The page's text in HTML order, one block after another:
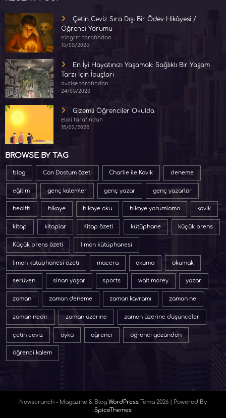
Çetin Ceviz Sıra Dışı Bir Ödev Hikâyesi /
Öğrenci Yorumu
nlngrrr tarafından
15/05/2025
En İyi Hayatınızı Yaşamak: Sağlıklı Bir Yaşam
Tarzı İçin İpuçları
avcise tarafından
24/05/2023
Gizemli Öğrenciler Okulda
eloli tarafından
15/02/2025
BROWSE BY TAG
blog Can Dostum özeti Charlie ile Kavik deneme
eğitim genç kalemler genç yazar genç yazarlar
health hikaye hikaye oku hikaye yorumlama kavik
kitap kitaplar Kitap özeti kütüphane küçük prens
Küçük prens özeti limon kütüphanesi
limon kütüphanesi özeti macera okuma okumak
serüven sinan yaşar sports walt morey yazar
zaman zaman deneme zaman kavramı zaman ne
zaman nedir zaman üzerine zaman üzerine düşünceler
çetin ceviz öykü öğrenci öğrenci gözünden
öğrenci kalem
Newscrunch - Magazine & Blog WordPress Tema 2026 | Powered By
SpiceThemes